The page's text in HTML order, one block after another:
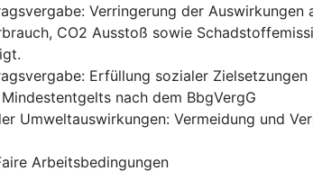
: Verringerung der Auswirkungen
CO2 Ausstoß sowie
: Erfüllung sozialer Zielsetzungen
nach dem BbgVergG
Umweltauswirkungen: Vermeidung und
Arbeitsbedingungen